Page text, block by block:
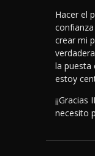
Hacer el
crear mi
la puesta
estoy
necesito